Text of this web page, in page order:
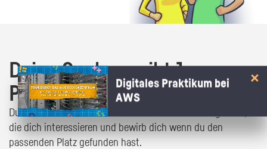
Deine Suche ergibt 1
Praktikumsangebot!
Du bist fast da! Klick dich durch die Praktikumsangebote,
die dich interessieren und bewirb dich wenn du den
passenden Platz gefunden hast.
Digitales Praktikum bei
AWS